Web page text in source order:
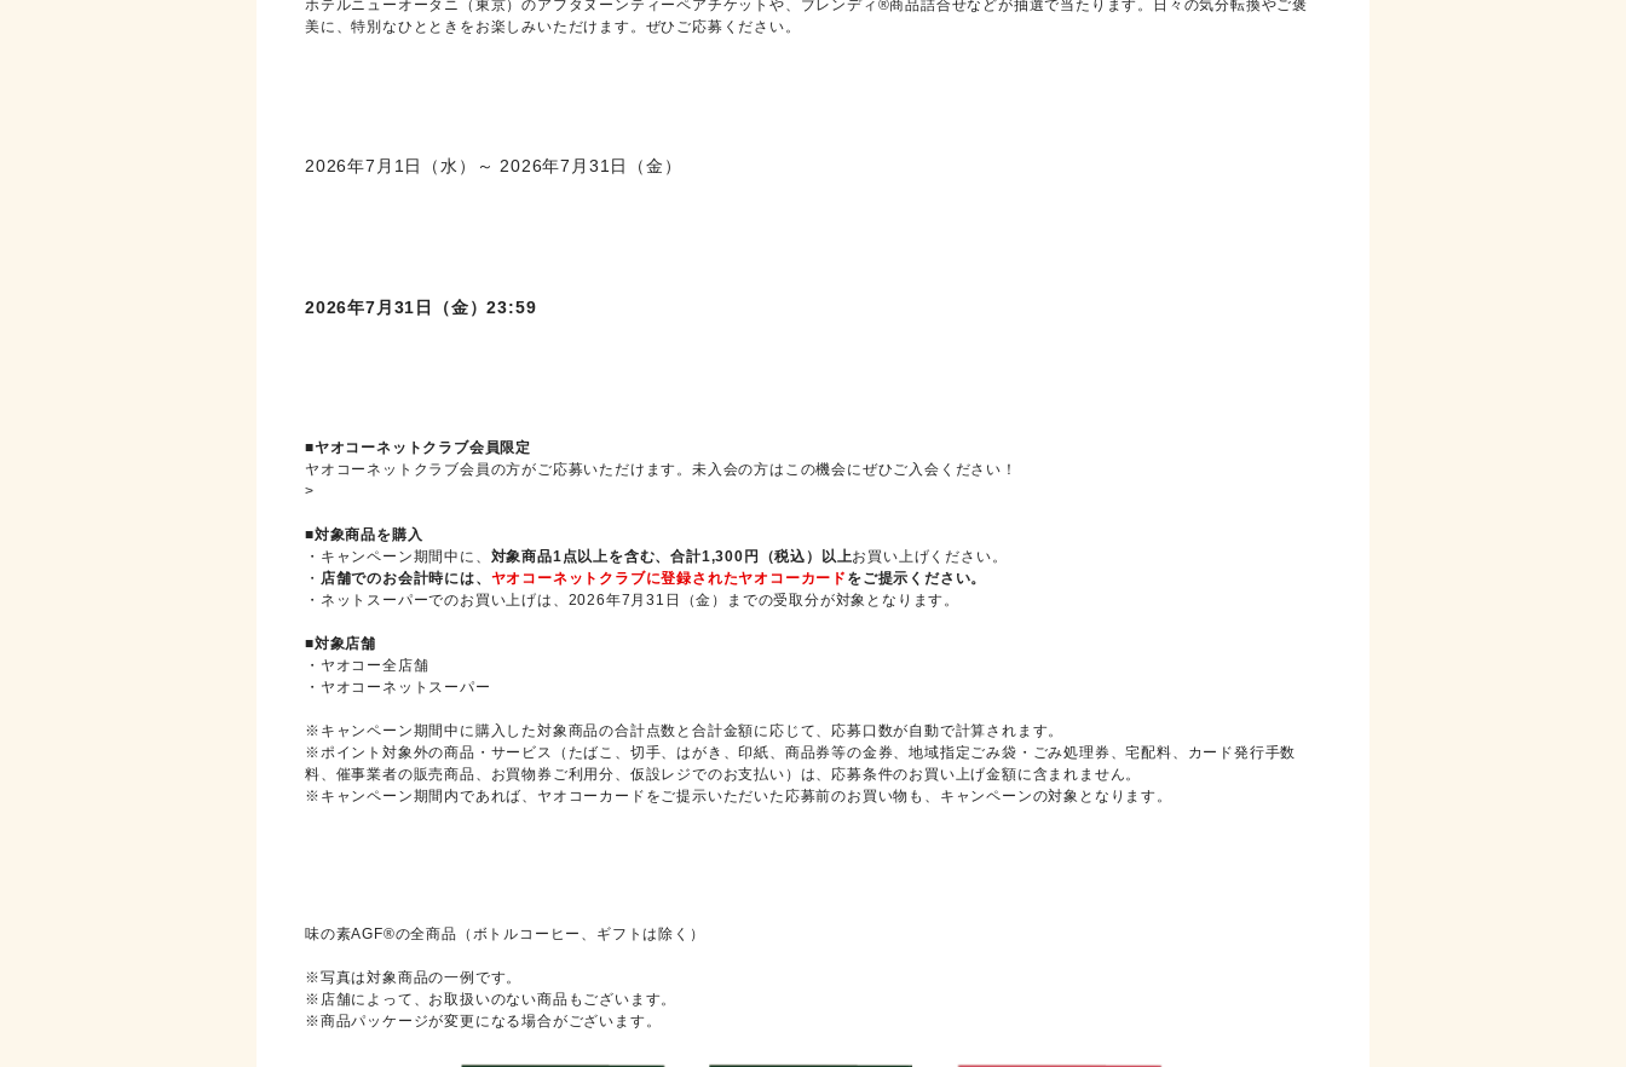
ホテルニューオータニ（東京）のアフタヌーンティーペアチケットや、ブレンディ®商品詰合せなどが抽選で当たります。日々の気分転換やご褒
美に、特別なひとときをお楽しみいただけます。ぜひご応募ください。
2026年7月1日（水）～ 2026年7月31日（金）
2026年7月31日（金）23:59
■ヤオコーネットクラブ会員限定
ヤオコーネットクラブ会員の方がご応募いただけます。未入会の方はこの機会にぜひご入会ください！
>
■対象商品を購入
・キャンペーン期間中に、 対象商品1点以上を含む、合計1,300円（税込）以上お買い上げください。
・ 店舗でのお会計時には、 ヤオコーネットクラブに登録されたヤオコーカード をご提示ください。
・ネットスーパーでのお買い上げは、2026年7月31日（金）までの受取分が対象となります。
■対象店舗
・ヤオコー全店舗
・ヤオコーネットスーパー
※キャンペーン期間中に購入した対象商品の合計点数と合計金額に応じて、応募口数が自動で計算されます。
※ポイント対象外の商品・サービス（たばこ、切手、はがき、印紙、商品券等の金券、地域指定ごみ袋・ごみ処理券、宅配料、カード発行手数
料、催事業者の販売商品、お買物券ご利用分、仮設レジでのお支払い）は、応募条件のお買い上げ金額に含まれません。
※キャンペーン期間内であれば、ヤオコーカードをご提示いただいた応募前のお買い物も、キャンペーンの対象となります。
味の素AGF®の全商品（ボトルコーヒー、ギフトは除く）
※写真は対象商品の一例です。
※店舗によって、お取扱いのない商品もございます。
※商品パッケージが変更になる場合がございます。